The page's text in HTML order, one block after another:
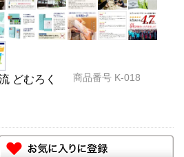
どむろく
商品番号 K-018